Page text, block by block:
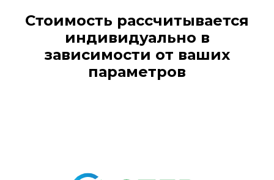
Стоимость рассчитывается
индивидуально в
зависимости от ваших
параметров